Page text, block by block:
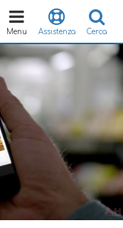
Cerca
Assistenza
Toggle
navigation
Menu